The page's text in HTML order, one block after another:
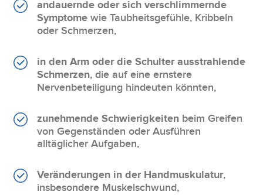
andauernde oder sich verschlimmernde
Symptome wie Taubheitsgefühle, Kribbeln
oder Schmerzen,
in den Arm oder die Schulter ausstrahlende
Schmerzen, die auf eine ernstere
Nervenbeteiligung hindeuten könnten,
zunehmende Schwierigkeiten beim Greifen
von Gegenständen oder Ausführen
alltäglicher Aufgaben,
Veränderungen in der Handmuskulatur,
insbesondere Muskelschwund,